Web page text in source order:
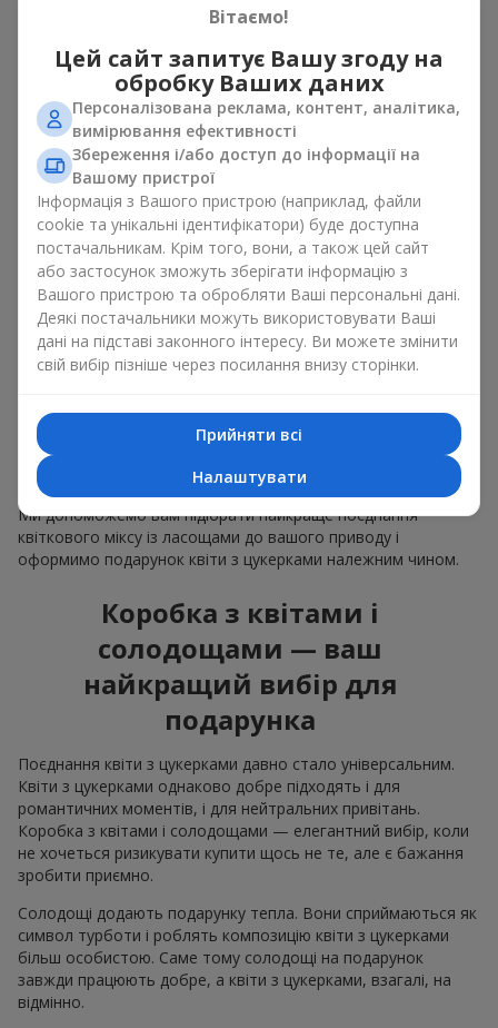
свята
Квіти з цукерками — це приклад того, як проста ідея може
виглядати дуже ефектно. Квіти дарують емоцію тут і зараз,
а коробка з квітами і солодощами залишає маленьке
продовження радості. Разом квіти з цукерками створюють
гармонію кольору й смаку, яка завжди працює. Головне —
правильно вибрати композицію десерт і квітка:
як романтичне поєднання чудово підійдесюрприз для
коханої, в якому класичнітрояндидоповнені
цукерками ferrero rocher або цукерками рафаелло;
до корпоративного заходу посуватиме подарунок
преміум, тут коробка з квітами і солодощами
доповнюється вишуканими калами, герберамиабо
орхідеямиі елітними солодощами;
ніжні букети зеустоми,тюльпанівабоальстромерій
добре поєднуються з цукерками merci, підтримуючи
народженням дитиниабо день Всіх закоханих.
Ми допоможемо вам підібрати найкраще поєднання
квіткового міксу із ласощами до вашого приводу і
оформимо подарунок квіти з цукерками належним чином.
Коробка з квітами і
солодощами — ваш
найкращий вибір для
подарунка
Поєднання квіти з цукерками давно стало універсальним.
Квіти з цукерками однаково добре підходять і для
романтичних моментів, і для нейтральних привітань.
Коробка з квітами і солодощами — елегантний вибір, коли
не хочеться ризикувати купити щось не те, але є бажання
зробити приємно.
Солодощі додають подарунку тепла. Вони сприймаються як
символ турботи і роблять композицію квіти з цукерками
більш особистою. Саме тому солодощі на подарунок
завжди працюють добре, а квіти з цукерками, взагалі, на
відмінно.
Вітаємо!
Цей сайт запитує Вашу згоду на
обробку Ваших даних
Персоналізована реклама, контент, аналітика,
вимірювання ефективності
Збереження і/або доступ до інформації на
Вашому пристрої
Інформація з Вашого пристрою (наприклад, файли
cookie та унікальні ідентифікатори) буде доступна
постачальникам. Крім того, вони, а також цей сайт
або застосунок зможуть зберігати інформацію з
Вашого пристрою та обробляти Ваші персональні дані.
Деякі постачальники можуть використовувати Ваші
дані на підставі законного інтересу. Ви можете змінити
свій вибір пізніше через посилання внизу сторінки.
Прийняти всі
Налаштувати